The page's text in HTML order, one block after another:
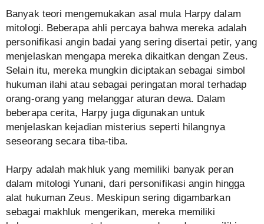
Banyak teori mengemukakan asal mula Harpy dalam
mitologi. Beberapa ahli percaya bahwa mereka adalah
personifikasi angin badai yang sering disertai petir, yang
menjelaskan mengapa mereka dikaitkan dengan Zeus.
Selain itu, mereka mungkin diciptakan sebagai simbol
hukuman ilahi atau sebagai peringatan moral terhadap
orang-orang yang melanggar aturan dewa. Dalam
beberapa cerita, Harpy juga digunakan untuk
menjelaskan kejadian misterius seperti hilangnya
seseorang secara tiba-tiba.
Harpy adalah makhluk yang memiliki banyak peran
dalam mitologi Yunani, dari personifikasi angin hingga
alat hukuman Zeus. Meskipun sering digambarkan
sebagai makhluk mengerikan, mereka memiliki